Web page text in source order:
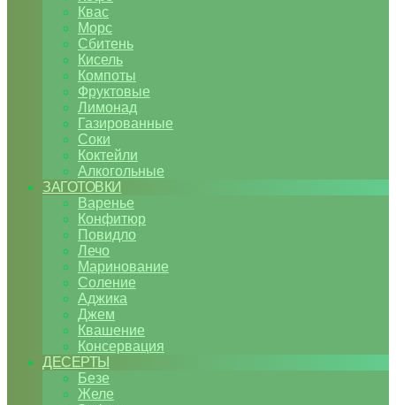
Квас
Морс
Сбитень
Кисель
Компоты
Фруктовые
Лимонад
Газированные
Соки
Коктейли
Алкогольные
ЗАГОТОВКИ
Варенье
Конфитюр
Повидло
Лечо
Маринование
Соление
Аджика
Джем
Квашение
Консервация
ДЕСЕРТЫ
Безе
Желе